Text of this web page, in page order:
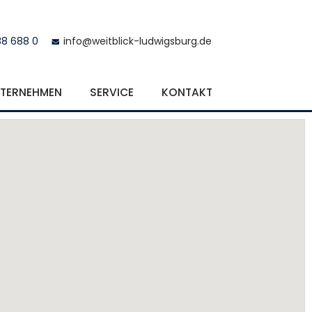
688 0 info@weitblick-ludwigsburg.de
SERVICE KONTAKT